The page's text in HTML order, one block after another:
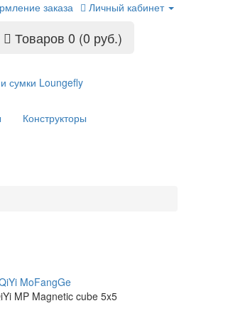
заказа Личный кабинет
Товаров 0 (0 руб.)
сумки Loungefly
Конструкторы
MoFangGe
MP Magnetic cube 5x5